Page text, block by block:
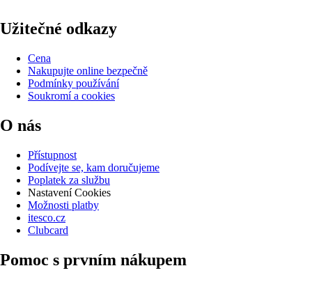
Užitečné odkazy
Cena
Nakupujte online bezpečně
Podmínky používání
Soukromí a cookies
O nás
Přístupnost
Podívejte se, kam doručujeme
Poplatek za službu
Nastavení Cookies
Možnosti platby
itesco.cz
Clubcard
Pomoc s prvním nákupem